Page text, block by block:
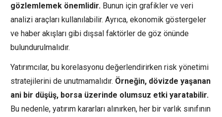
gözlemlemek önemlidir. Bunun için grafikler ve veri
analizi araçları kullanılabilir. Ayrıca, ekonomik göstergeler
ve haber akışları gibi dışsal faktörler de göz önünde
bulundurulmalıdır.
Yatırımcılar, bu korelasyonu değerlendirirken risk yönetimi
stratejilerini de unutmamalıdır. Örneğin, dövizde yaşanan
ani bir düşüş, borsa üzerinde olumsuz etki yaratabilir.
Bu nedenle, yatırım kararları alınırken, her bir varlık sınıfının